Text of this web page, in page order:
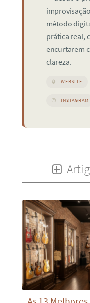
método
prática real,
encurtarem
clareza.
WEBSITE
INSTAGRAM